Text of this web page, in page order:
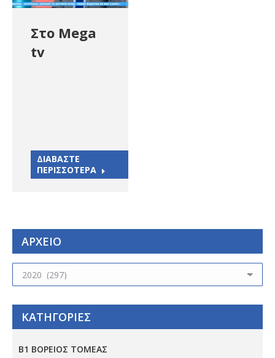
Στο Mega
tv
ΔΙΑΒΑΣΤΕ
ΠΕΡΙΣΣΟΤΕΡΑ
ΑΡΧΕΙΟ
ΑΡΧΕΙΟ
ΚΑΤΗΓΟΡΙΕΣ
Β1 ΒΟΡΕΙΟΣ ΤΟΜΕΑΣ